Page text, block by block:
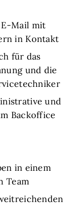
Mail mit
in Kontakt
für das
und die
und
Backoffice
in einem
Team